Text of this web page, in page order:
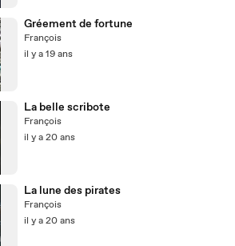
Gréement de fortune
François
il y a 19 ans
La belle scribote
François
il y a 20 ans
La lune des pirates
François
il y a 20 ans